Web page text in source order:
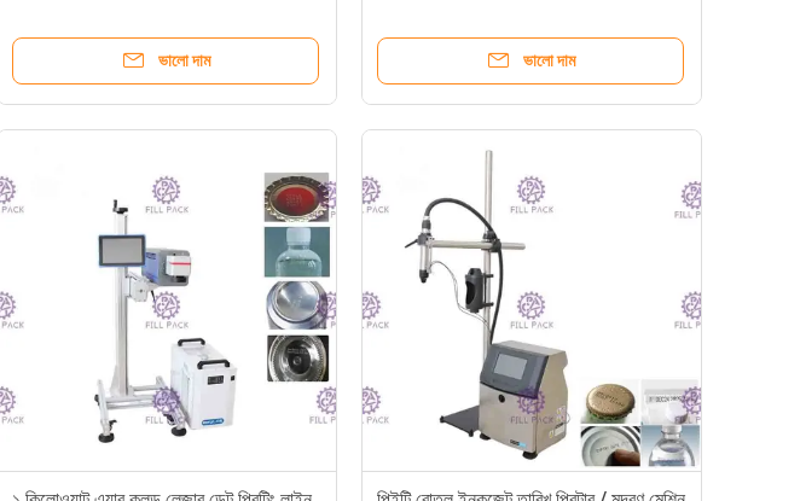
ভালো দাম ভালো দাম